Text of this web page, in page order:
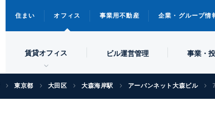
住まい オフィス 事業用不動産 企業・グループ情
賃貸オフィス ビル運営管理 事業・
東京都 大田区 大森海岸駅 アーバンネット大森ビル